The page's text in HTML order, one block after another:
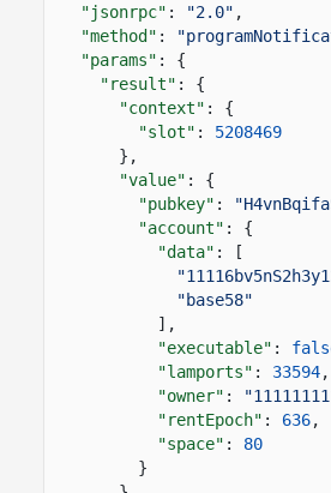
"jsonrpc" : "2.0" ,
"method" :
"params" : {
"result" : {
"context" : {
"slot" :
5208469
},
"value" : {
"pubkey" :
"account" : {
"data" : [
"base58"
],
"executable" :
"lamports" : 33594,
"owner" :
"rentEpoch" : 636,
"space" :
80
}